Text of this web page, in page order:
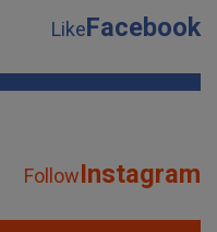
LikeFacebook
FollowInstagram